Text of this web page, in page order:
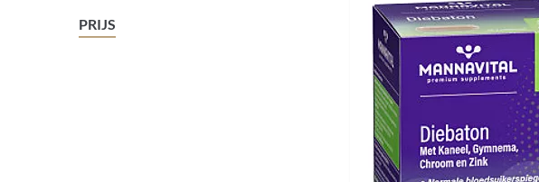
PRIJS